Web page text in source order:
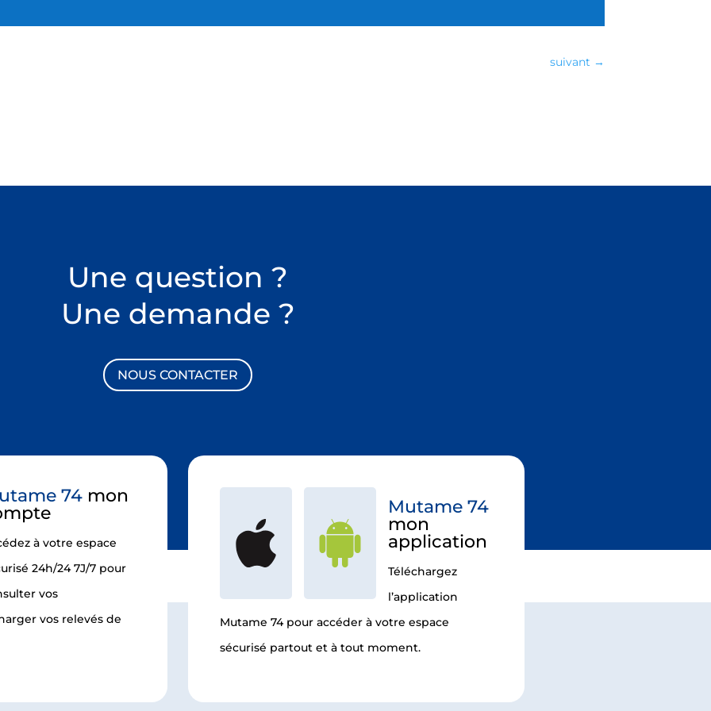
suivant →
Une question ?
Une demande ?
NOUS CONTACTER
74 mon
à votre espace
24h/24 7J/7 pour
vos
vos relevés de
Mutame 74
mon
application
Téléchargez
l’application
Mutame 74 pour accéder à votre espace
sécurisé partout et à tout moment.